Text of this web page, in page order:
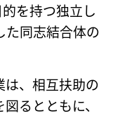
を持つ独立し
た同志結合体の
は、相互扶助の
るとともに、